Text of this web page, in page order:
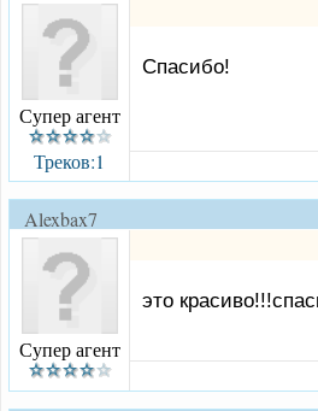
Супер агент
Треков:1
Спасибо!
Alexbax7
Супер агент
это